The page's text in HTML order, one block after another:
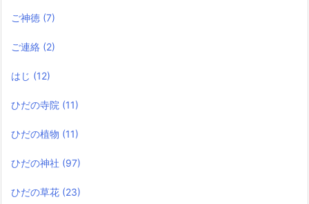
ご神徳 (7)
ご連絡 (2)
はじ (12)
ひだの寺院 (11)
ひだの植物 (11)
ひだの神社 (97)
ひだの草花 (23)